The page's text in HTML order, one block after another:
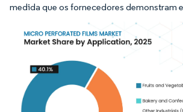
medida que os fornecedores demonstram